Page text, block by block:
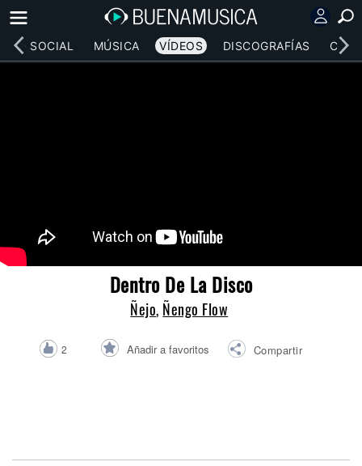
RED SOCIAL MÚSICA VÍDEOS DISCOGRAFÍAS
Dentro De La Disco
Ñejo, Ñengo Flow
2 Añadir a favoritos Compartir